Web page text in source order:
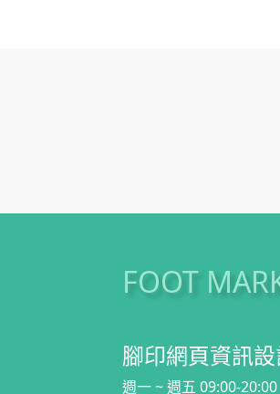
FOOT
腳印網頁資訊
週一 ~ 週五 09:00-20:00